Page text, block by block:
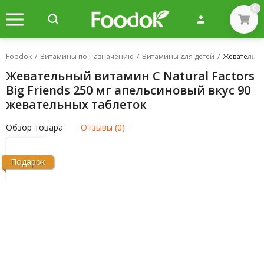
0
Foodok / Витамины по назначению / Витамины для детей /
Жевательный витамин C Natural Factors
Big Friends 250 мг апельсиновый вкус 90
жевательных таблеток
Обзор товара Отзывы (0)
Подарок